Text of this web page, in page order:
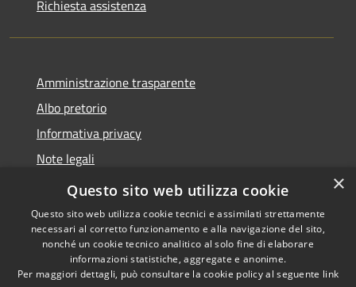
Richiesta assistenza
Amministrazione trasparente
Albo pretorio
Informativa privacy
Note legali
Dichiarazione di accessibilità
Copyright © 2026 • Comune di
Soncino • Powered by
×
Questo sito web utilizza cookie
Questo sito web utilizza cookie tecnici e assimilati strettamente
necessari al corretto funzionamento e alla navigazione del sito,
nonché un cookie tecnico analitico al solo fine di elaborare
informazioni statistiche, aggregate e anonime.
Per maggiori dettagli, può consultare la cookie policy al seguente link